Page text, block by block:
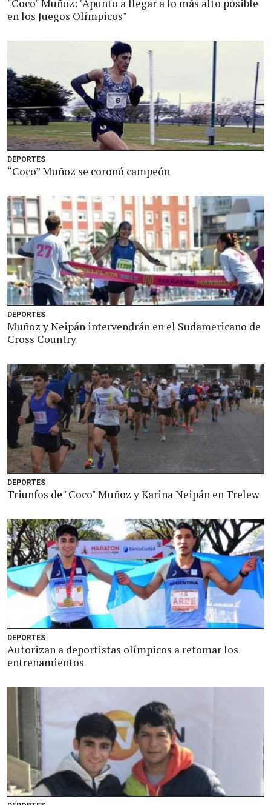
"Coco" Muñoz: "Apunto a llegar a lo más alto posible
en los Juegos Olímpicos"
DEPORTES
“Coco” Muñoz se coronó campeón
DEPORTES
Muñoz y Neipán intervendrán en el Sudamericano de
Cross Country
DEPORTES
Triunfos de "Coco" Muñoz y Karina Neipán en Trelew
DEPORTES
Autorizan a deportistas olímpicos a retomar los
entrenamientos